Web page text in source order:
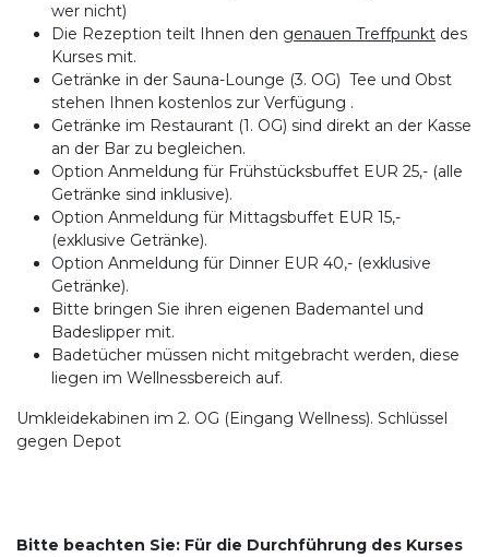
wer nicht)
Die Rezeption teilt Ihnen den genauen Treffpunkt des
Kurses mit.
Getränke in der Sauna-Lounge (3. OG) Tee und Obst
stehen Ihnen kostenlos zur Verfügung .
Getränke im Restaurant (1. OG) sind direkt an der Kasse
an der Bar zu begleichen.
Option Anmeldung für Frühstücksbuffet EUR 25,- (alle
Getränke sind inklusive).
Option Anmeldung für Mittagsbuffet EUR 15,-
(exklusive Getränke).
Option Anmeldung für Dinner EUR 40,- (exklusive
Getränke).
Bitte bringen Sie ihren eigenen Bademantel und
Badeslipper mit.
Badetücher müssen nicht mitgebracht werden, diese
liegen im Wellnessbereich auf.
Umkleidekabinen im 2. OG (Eingang Wellness). Schlüssel
gegen Depot
Bitte beachten Sie: Für die Durchführung des Kurses